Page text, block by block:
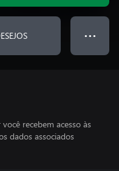
● ● ●
recebem acesso às
dados associados